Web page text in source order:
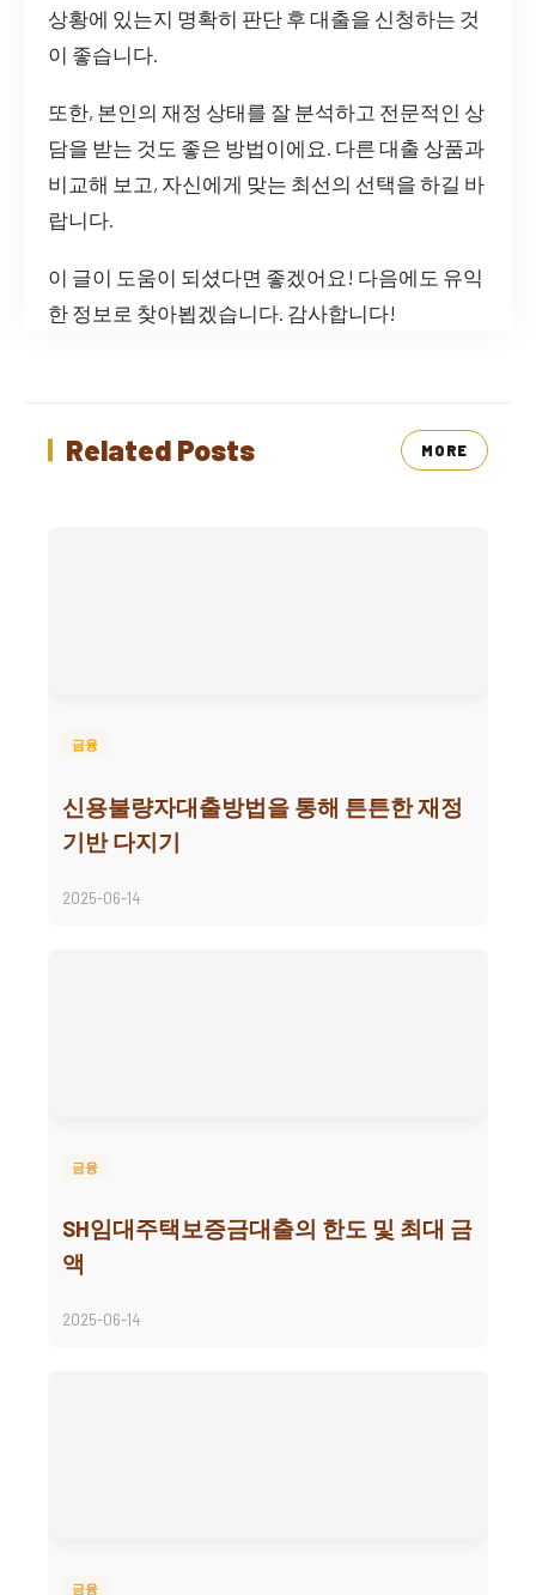
상황에 있는지 명확히 판단 후 대출을 신청하는 것
이 좋습니다.
또한, 본인의 재정 상태를 잘 분석하고 전문적인 상
담을 받는 것도 좋은 방법이에요. 다른 대출 상품과
비교해 보고, 자신에게 맞는 최선의 선택을 하길 바
랍니다.
이 글이 도움이 되셨다면 좋겠어요! 다음에도 유익
한 정보로 찾아뵙겠습니다. 감사합니다!
Related Posts MORE
금융
신용불량자대출방법을 통해 튼튼한 재정
기반 다지기
2025-06-14
금융
SH임대주택보증금대출의 한도 및 최대 금
액
2025-06-14
금융